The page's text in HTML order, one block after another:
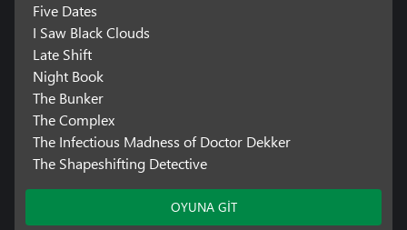
Five Dates
I Saw Black Clouds
Late Shift
Night Book
The Bunker
The Complex
The Infectious Madness of Doctor Dekker
The Shapeshifting Detective
OYUNA GİT